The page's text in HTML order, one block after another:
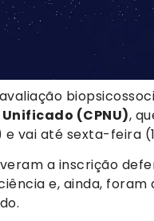
(CPNU),
vai até sexta-feira
a inscrição
e, ainda,